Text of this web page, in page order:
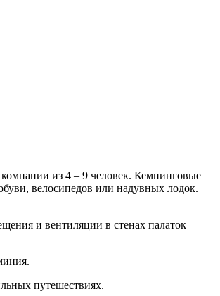
из 4 – 9 человек. Кемпинговые
велосипедов или надувных лодок.
и вентиляции в стенах палаток
путешествиях.